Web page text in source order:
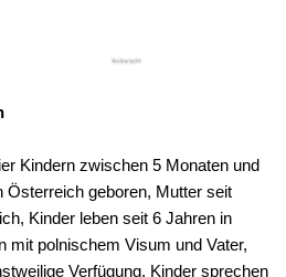
Kindern zwischen 5 Monaten und
Österreich geboren, Mutter seit
Kinder leben seit 6 Jahren in
mit polnischem Visum und Vater,
Verfügung, Kinder sprechen